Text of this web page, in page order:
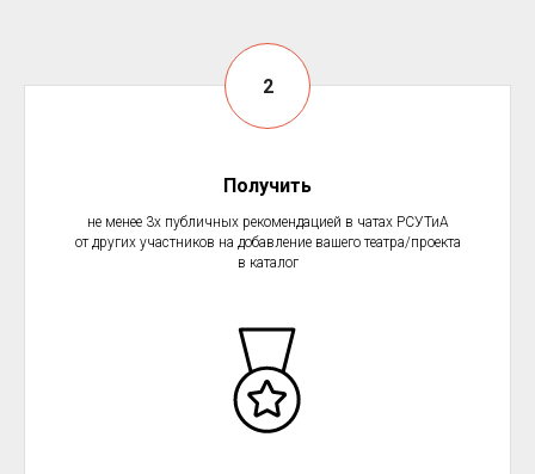
Получить
не менее 3х публичных рекомендацией в чатах РСУТиА
от других участников на добавление вашего театра/проекта
в каталог